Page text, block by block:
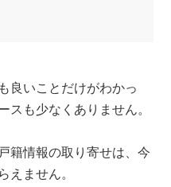
良いことだけがわかっ
も少なくありません。
籍情報の取り寄せは、今
ません。